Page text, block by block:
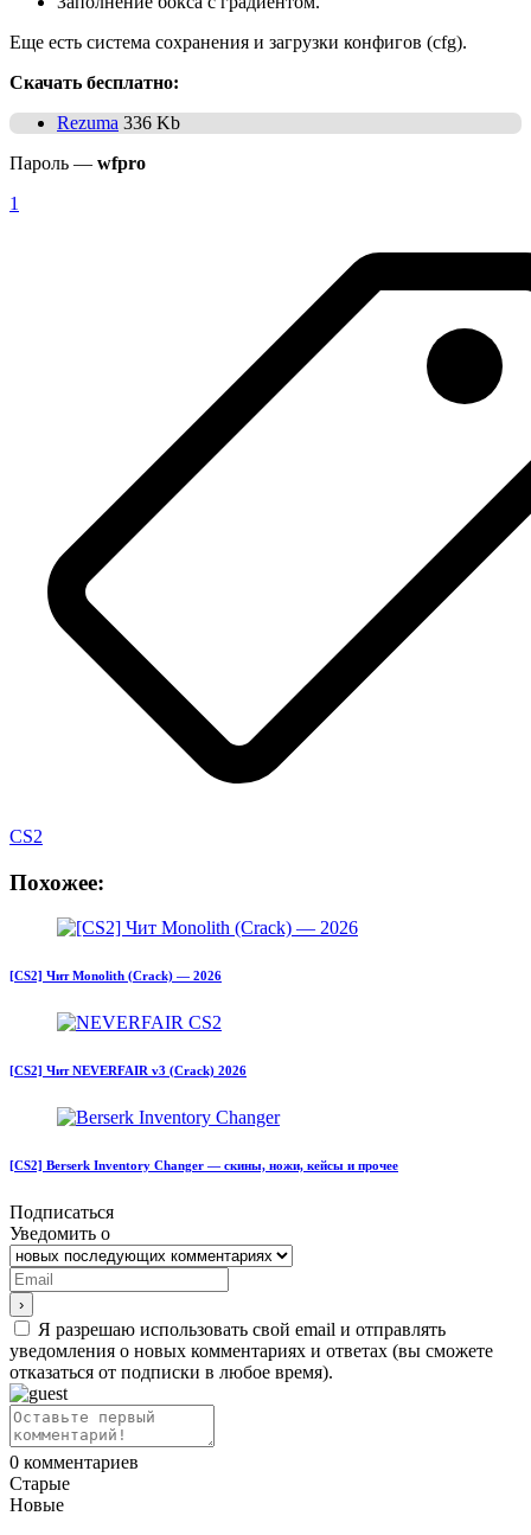
Еще есть система сохранения и загрузки конфигов (cfg).
Скачать бесплатно:
Rezuma 336 Kb
Пароль — wfpro
1
CS2
Похожее:
[CS2] Чит Monolith (Crack) — 2026
[CS2] Чит NEVERFAIR v3 (Crack) 2026
[CS2] Berserk Inventory Changer — скины, ножи, кейсы и прочее
Подписаться
Уведомить о
Я разрешаю использовать свой email и отправлять
уведомления о новых комментариях и ответах (вы cможете
отказаться от подписки в любое время).
0 комментариев
Старые
Новые